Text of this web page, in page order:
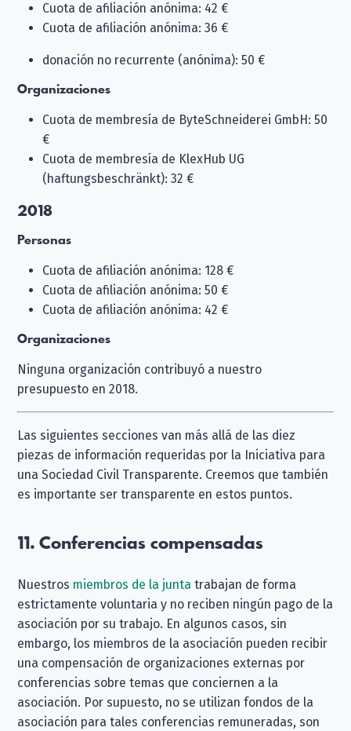
Cuota de afiliación anónima: 42 €
Cuota de afiliación anónima: 36 €
donación no recurrente (anónima): 50 €
Organizaciones
Cuota de membresía de ByteSchneiderei GmbH: 50
€
Cuota de membresía de KlexHub UG
(haftungsbeschränkt): 32 €
2018
Personas
Cuota de afiliación anónima: 128 €
Cuota de afiliación anónima: 50 €
Cuota de afiliación anónima: 42 €
Organizaciones
Ninguna organización contribuyó a nuestro
presupuesto en 2018.
Las siguientes secciones van más allá de las diez
piezas de información requeridas por la Iniciativa para
una Sociedad Civil Transparente. Creemos que también
es importante ser transparente en estos puntos.
11. Conferencias compensadas
Nuestros miembros de la junta trabajan de forma
estrictamente voluntaria y no reciben ningún pago de la
asociación por su trabajo. En algunos casos, sin
embargo, los miembros de la asociación pueden recibir
una compensación de organizaciones externas por
conferencias sobre temas que conciernen a la
asociación. Por supuesto, no se utilizan fondos de la
asociación para tales conferencias remuneradas, son